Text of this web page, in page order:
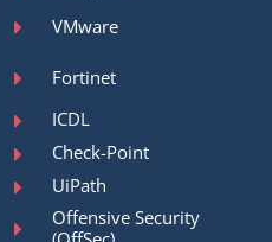
VMware
Fortinet
ICDL
Check-Point
UiPath
Offensive Security